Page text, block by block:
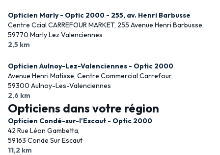
Opticien Marly - Optic 2000 - 255, av. Henri Barbusse
Centre Ccial CARREFOUR MARKET, 255 Avenue Henri Barbusse,
59770 Marly Lez Valenciennes
2,5 km
Opticien Aulnoy-Lez-Valenciennes - Optic 2000
Avenue Henri Matisse, Centre Commercial Carrefour,
59300 Aulnoy-Les-Valenciennes
2,6 km
Opticiens dans votre région
Opticien Condé-sur-l'Escaut - Optic 2000
42 Rue Léon Gambetta,
59163 Conde Sur Escaut
11,2 km